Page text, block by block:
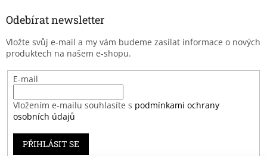
Odebírat newsletter
Vložte svůj e-mail a my vám budeme zasílat informace o nových
produktech na našem e-shopu.
E-mail
Vložením e-mailu souhlasíte s podmínkami ochrany
osobních údajů
PŘIHLÁSIT SE